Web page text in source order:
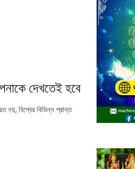
দেখতেই হবে
নয়, বিশ্বের বিভিন্ন প্রান্ত